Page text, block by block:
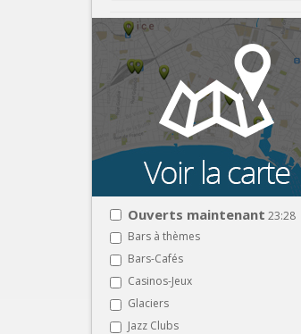
Ouverts maintenant 23:28
Bars à thèmes
Bars-Cafés
Casinos-Jeux
Glaciers
Jazz Clubs